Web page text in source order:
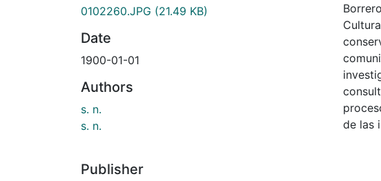
0102260.JPG (21.49 KB)
Date
1900-01-01
Authors
s. n.
s. n.
Publisher
de las